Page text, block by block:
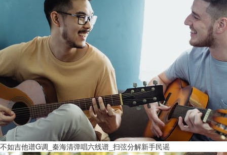
不如吉他谱G调_秦海清弹唱六线谱_扫弦分解新手民谣